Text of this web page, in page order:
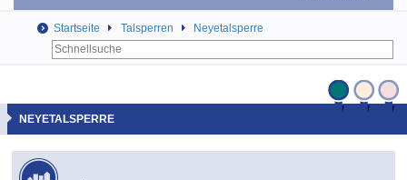
Startseite Talsperren Neyetalsperre
NEYETALSPERRE